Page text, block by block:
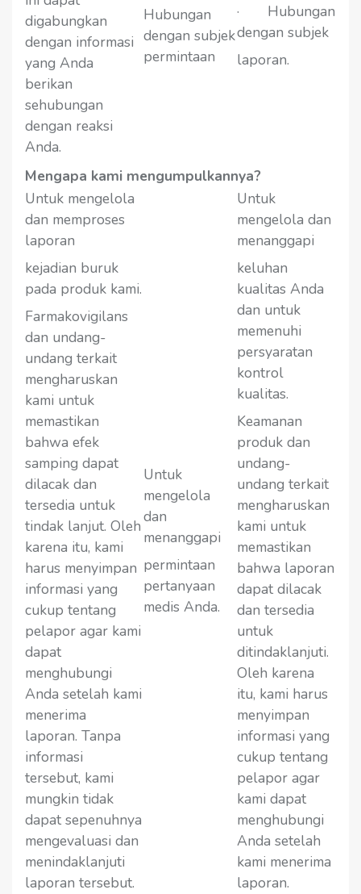
digabungkan
dengan informasi
yang Anda
berikan
sehubungan
dengan reaksi
Anda.
Hubungan
dengan subjek
permintaan
· Hubungan
dengan subjek
laporan.
Mengapa kami mengumpulkannya?
Untuk mengelola
dan memproses
laporan
kejadian buruk
pada produk kami.
Farmakovigilans
dan undang-
undang terkait
mengharuskan
kami untuk
memastikan
bahwa efek
samping dapat
dilacak dan
tersedia untuk
tindak lanjut. Oleh
karena itu, kami
harus menyimpan
informasi yang
cukup tentang
pelapor agar kami
dapat
menghubungi
Anda setelah kami
menerima
laporan. Tanpa
informasi
tersebut, kami
mungkin tidak
dapat sepenuhnya
mengevaluasi dan
menindaklanjuti
laporan tersebut.
Untuk
mengelola
dan
menanggapi
permintaan
pertanyaan
medis Anda.
Untuk
mengelola dan
menanggapi
keluhan
kualitas Anda
dan untuk
memenuhi
persyaratan
kontrol
kualitas.
Keamanan
produk dan
undang-
undang terkait
mengharuskan
kami untuk
memastikan
bahwa laporan
dapat dilacak
dan tersedia
untuk
ditindaklanjuti.
Oleh karena
itu, kami harus
menyimpan
informasi yang
cukup tentang
pelapor agar
kami dapat
menghubungi
Anda setelah
kami menerima
laporan.